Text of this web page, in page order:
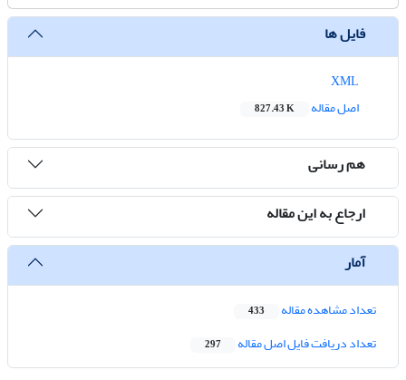
فایل ها
اصل مقاله
827.43 K
هم رسانی
ارجاع به این مقاله
آمار
تعداد مشاهده مقاله 433
تعداد دریافت فایل اصل مقاله 297